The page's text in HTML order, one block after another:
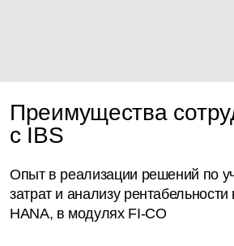
Преимущества
с IBS
Опыт в реализации решений по
затрат и анализу
HANA, в модулях FI-CO